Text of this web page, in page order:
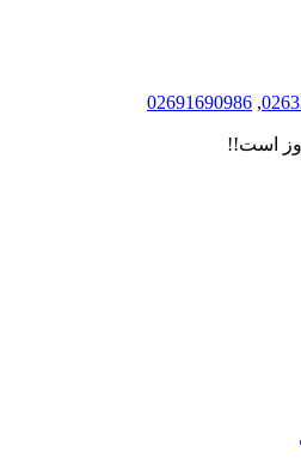
,
02691690986
است!!